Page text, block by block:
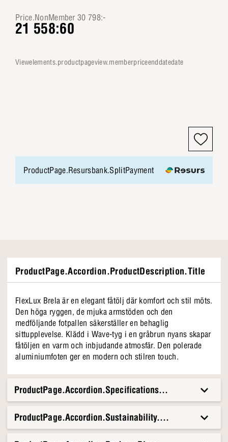
Price.NonMember 30 798:-
21 558:60
viewelements.productpageview.memberpriceenddatedate
ProductPage.Resursbank.SplitPayment
ProductPage.Accordion.ProductDescription.Title
FlexLux Brela är en elegant fåtölj där komfort och stil möts.
Den höga ryggen, de mjuka armstöden och den
medföljande fotpallen säkerställer en behaglig
sittupplevelse. Klädd i Wave-tyg i en gråbrun nyans skapar
fåtöljen en varm och inbjudande atmosfär. Den polerade
aluminiumfoten ger en modern och stilren touch.
ProductPage.Accordion.Specifications.Title
ProductPage.Accordion.Sustainability.Title